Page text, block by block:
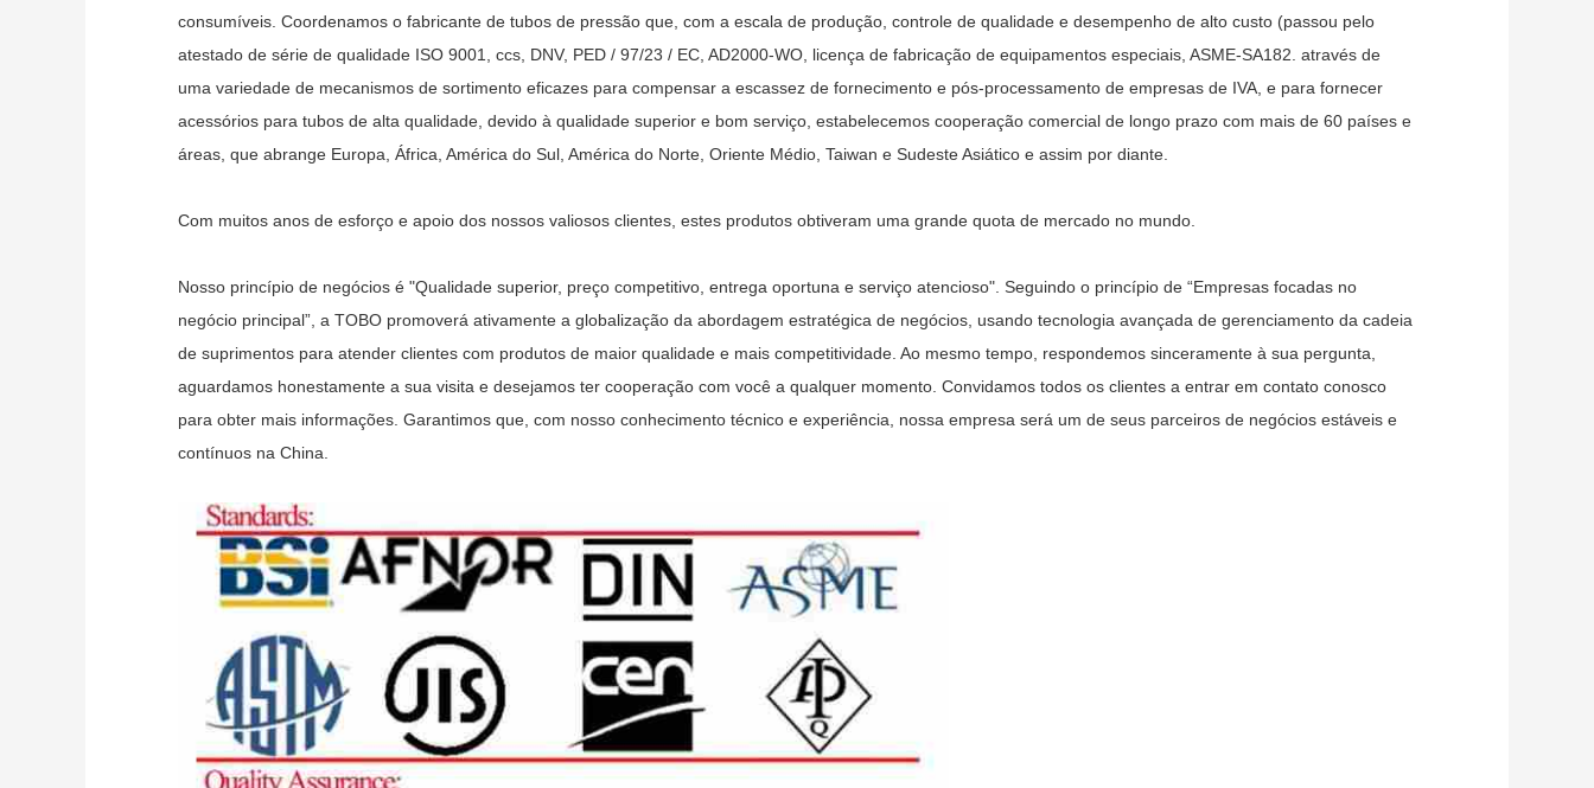
consumíveis. Coordenamos o fabricante de tubos de pressão que, com a escala de produção, controle de qualidade e desempenho de alto custo (passou pelo
atestado de série de qualidade ISO 9001, ccs, DNV, PED / 97/23 / EC, AD2000-WO, licença de fabricação de equipamentos especiais, ASME-SA182. através de
uma variedade de mecanismos de sortimento eficazes para compensar a escassez de fornecimento e pós-processamento de empresas de IVA, e para fornecer
acessórios para tubos de alta qualidade, devido à qualidade superior e bom serviço, estabelecemos cooperação comercial de longo prazo com mais de 60 países e
áreas, que abrange Europa, África, América do Sul, América do Norte, Oriente Médio, Taiwan e Sudeste Asiático e assim por diante.
Com muitos anos de esforço e apoio dos nossos valiosos clientes, estes produtos obtiveram uma grande quota de mercado no mundo.
Nosso princípio de negócios é "Qualidade superior, preço competitivo, entrega oportuna e serviço atencioso". Seguindo o princípio de “Empresas focadas no
negócio principal”, a TOBO promoverá ativamente a globalização da abordagem estratégica de negócios, usando tecnologia avançada de gerenciamento da cadeia
de suprimentos para atender clientes com produtos de maior qualidade e mais competitividade. Ao mesmo tempo, respondemos sinceramente à sua pergunta,
aguardamos honestamente a sua visita e desejamos ter cooperação com você a qualquer momento. Convidamos todos os clientes a entrar em contato conosco
para obter mais informações. Garantimos que, com nosso conhecimento técnico e experiência, nossa empresa será um de seus parceiros de negócios estáveis ​​e
contínuos na China.